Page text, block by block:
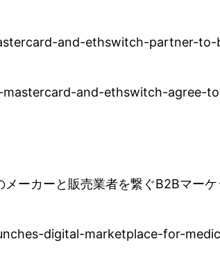
and-ethswitch-partner-
and-ethswitch-agree-
ーカーと販売業者を繋ぐB2Bマー
digital-marketplace-for-